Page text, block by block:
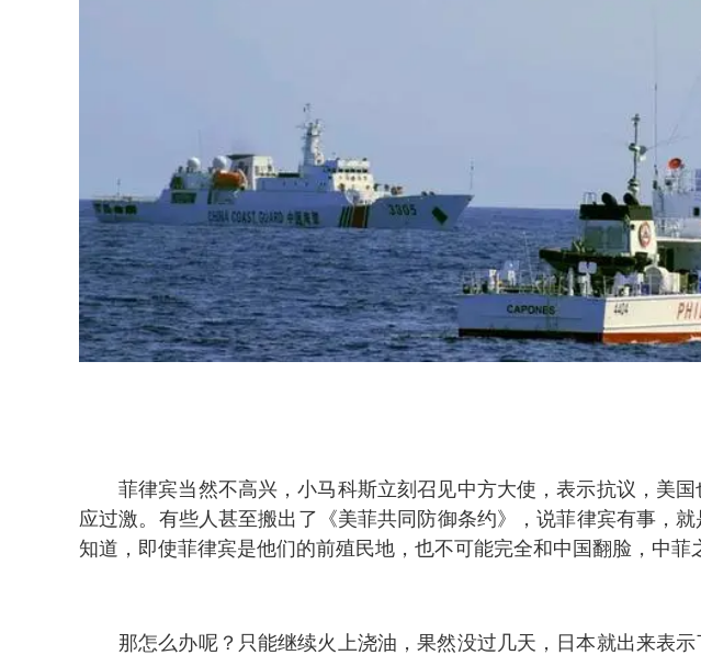
菲律宾当然不高兴，小马科斯立刻召见中方大使，表示抗议，美
应过激。有些人甚至搬出了《美菲共同防御条约》，说菲律宾有事，
知道，即使菲律宾是他们的前殖民地，也不可能完全和中国翻脸，中菲
那怎么办呢？只能继续火上浇油，果然没过几天，日本就出来表